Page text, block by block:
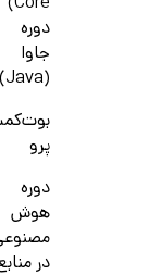
دوره
جاوا
(Java)
پرو
دوره
هوش
در